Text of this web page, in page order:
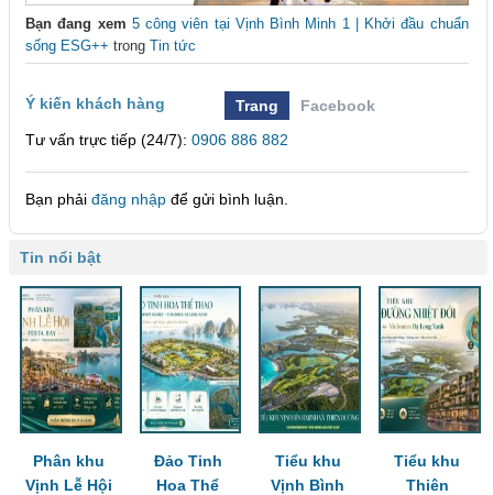
Bạn đang xem 5 công viên tại Vịnh Bình Minh 1 | Khởi đầu chuẩn
sống ESG++ trong Tin tức
Ý kiến khách hàng Trang
Facebook
Tư vấn trực tiếp (24/7): 0906 886 882
Bạn phải đăng nhập để gửi bình luận.
Tin nổi bật
Phân khu
Vịnh Lễ Hội
Đảo Tinh
Hoa Thể
Tiểu khu
Vịnh Bình
Tiểu khu
Thiên